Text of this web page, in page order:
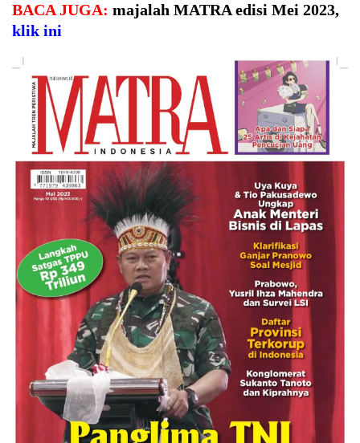
BACA JUGA: majalah MATRA edisi Mei 2023,
klik ini